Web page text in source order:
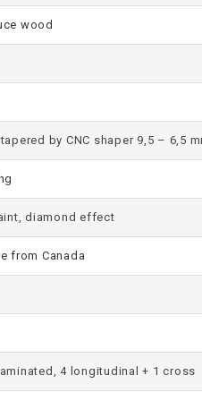
wood
by CNC shaper 9,5 – 6,5
diamond effect
from Canada
4 longitudinal + 1 cross